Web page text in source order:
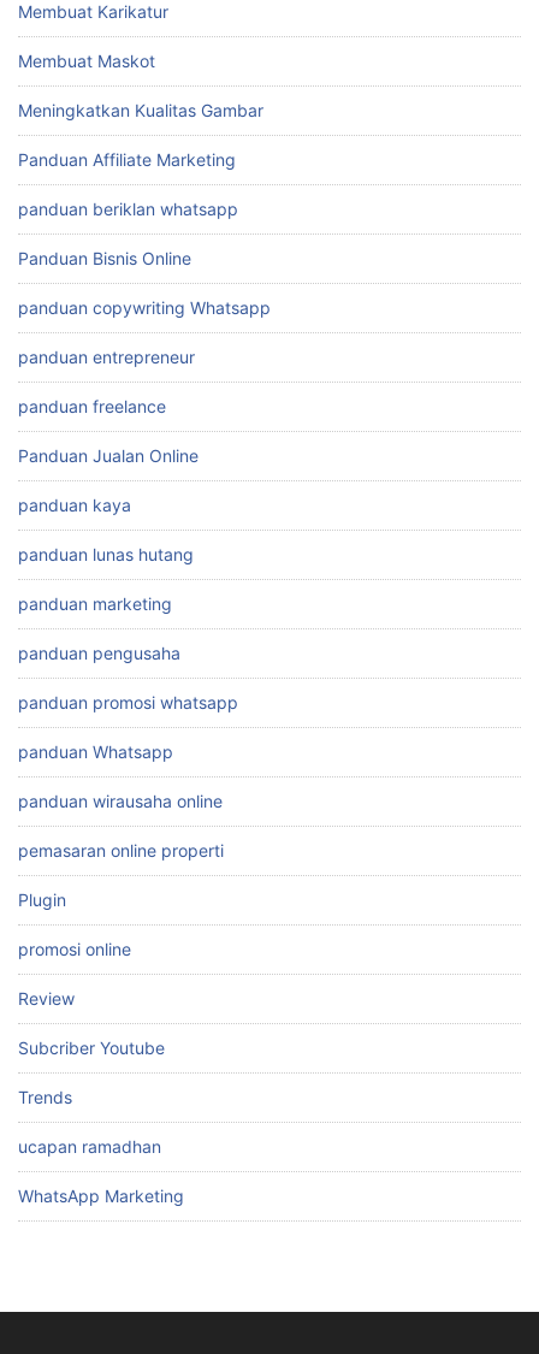
Membuat Karikatur
Membuat Maskot
Meningkatkan Kualitas Gambar
Panduan Affiliate Marketing
panduan beriklan whatsapp
Panduan Bisnis Online
panduan copywriting Whatsapp
panduan entrepreneur
panduan freelance
Panduan Jualan Online
panduan kaya
panduan lunas hutang
panduan marketing
panduan pengusaha
panduan promosi whatsapp
panduan Whatsapp
panduan wirausaha online
pemasaran online properti
Plugin
promosi online
Review
Subcriber Youtube
Trends
ucapan ramadhan
WhatsApp Marketing